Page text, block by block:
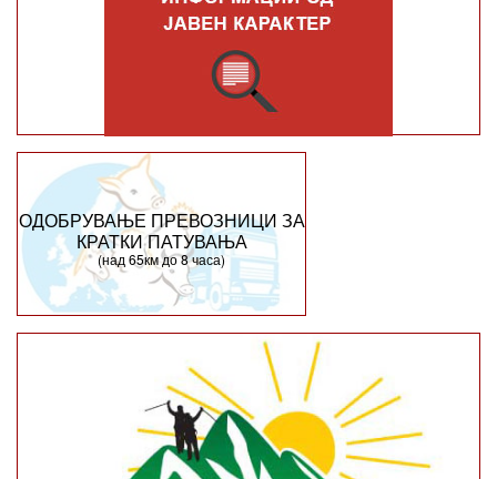
ОДОБРУВАЊЕ ПРЕВОЗНИЦИ ЗА
КРАТКИ ПАТУВАЊА
(над 65км до 8 часа)